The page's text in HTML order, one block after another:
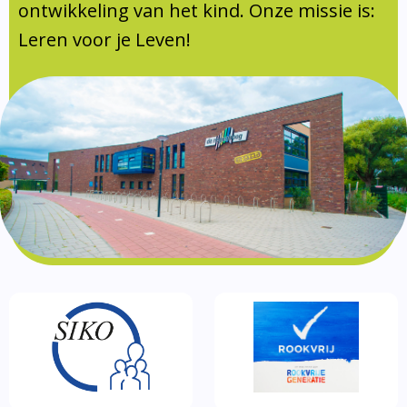
Documentatie
Formulieren
SIKO
ontwikkeling van het kind. Onze missie is:
Leren voor je Leven!